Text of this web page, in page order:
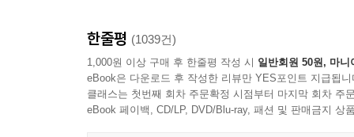
한줄평 (1039건)
1,000원 이상 구매 후 한줄평 작성 시 일반회원 50원, 마니
eBook은 다운로드 후 작성한 리뷰만 YES포인트 지급됩니
클래스는 첫번째 회차 주문확정 시점부터 마지막 회차 주
eBook 페이백, CD/LP, DVD/Blu-ray, 패션 및 판매금지 상